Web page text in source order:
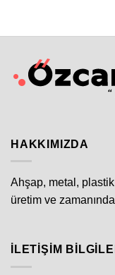
HAKKIMIZDA
Ahşap, metal,
üretim ve
İLETIŞIM